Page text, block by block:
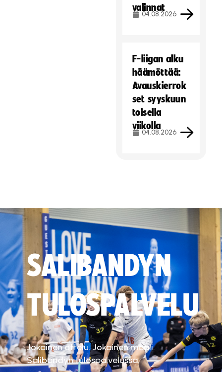
valinnat
04.08.2026
F-liigan alku
häämöttää:
Avauskierrok
set syyskuun
toisella
viikolla
04.08.2026
SALIBANDYN
TULOSPALVELU
Jokainen ottelu. Jokainen maali.
Salibandyn tulospalvelussa.